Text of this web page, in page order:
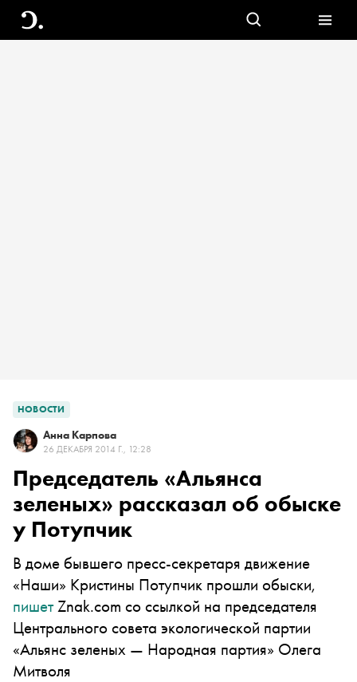
НОВОСТИ
Анна Карпова
26 ДЕКАБРЯ 2014 Г., 12:28
Председатель «Альянса
зеленых» рассказал об обыске
у Потупчик
В доме бывшего пресс-секретаря движение
«Наши» Кристины Потупчик прошли обыски,
пишетZnak.com со ссылкой на председателя
Центрального совета экологической партии
«Альянс зеленых — Народная партия» Олега
Митволя